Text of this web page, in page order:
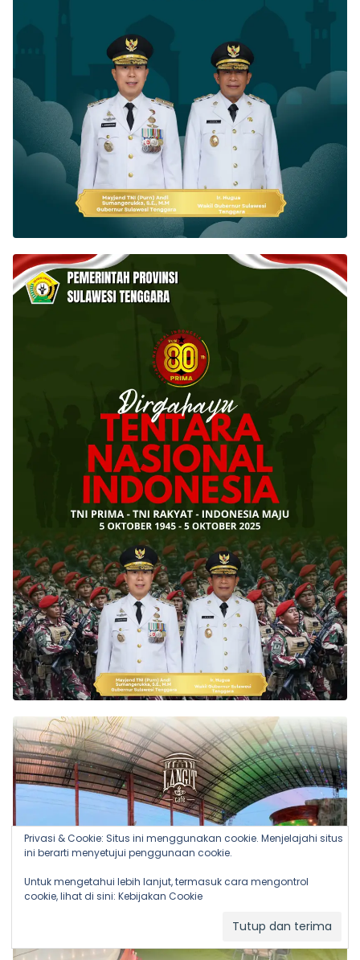
Privasi & Cookie: Situs ini menggunakan cookie. Menjelajahi situs
ini berarti menyetujui penggunaan cookie.
Untuk mengetahui lebih lanjut, termasuk cara mengontrol
cookie, lihat di sini: Kebijakan Cookie